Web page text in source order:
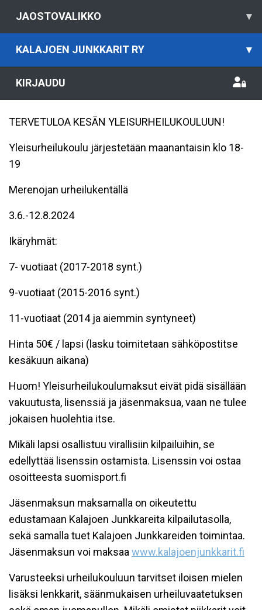
JAOSTOVALIKKO ▾
KALAJOEN JUNKKARIT RY ▾
KIRJAUDU
TERVETULOA KESÄN YLEISURHEILUKOULUUN!
Yleisurheilukoulu järjestetään maanantaisin klo 18-
19
Merenojan urheilukentällä
3.6.-12.8.2024
Ikäryhmät:
7- vuotiaat (2017-2018 synt.)
9-vuotiaat (2015-2016 synt.)
11-vuotiaat (2014 ja aiemmin syntyneet)
Hinta 50€ / lapsi (lasku toimitetaan sähköpostitse
kesäkuun aikana)
Huom! Yleisurheilukoulumaksut eivät pidä sisällään
vakuutusta, lisenssiä ja jäsenmaksua, vaan ne tulee
jokaisen huolehtia itse.
Mikäli lapsi osallistuu virallisiin kilpailuihin, se
edellyttää lisenssin ostamista. Lisenssin voi ostaa
osoitteesta suomisport.fi
Jäsenmaksun maksamalla on oikeutettu
edustamaan Kalajoen Junkkareita kilpailutasolla,
sekä samalla tuet Kalajoen Junkkareiden toimintaa.
Jäsenmaksun voi maksaa www.kalajoenjunkkarit.fi
Varusteeksi urheilukouluun tarvitset iloisen mielen
lisäksi lenkkarit, säänmukaisen urheiluvaatetuksen